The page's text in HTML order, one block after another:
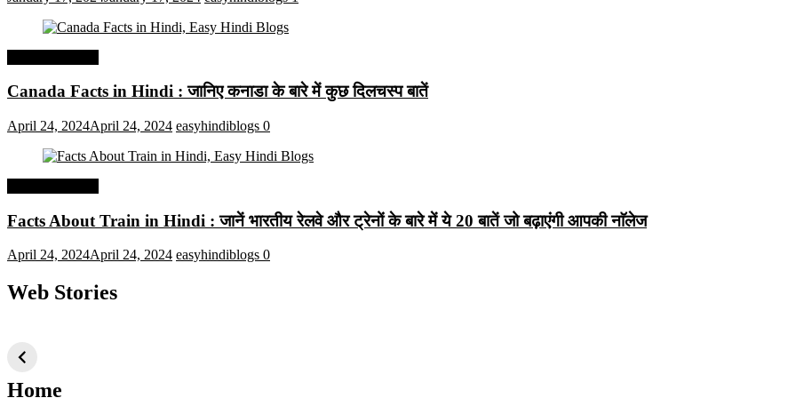
Canada Facts in Hindi : जानिए कनाडा के बारे में कुछ दिलचस्प बातें
April 24, 2024April 24, 2024 easyhindiblogs 0
Facts About Train in Hindi : जानें भारतीय रेलवे और ट्रेनों के बारे में ये 20 बातें जो बढ़ाएंगी आपकी नाॅलेज
April 24, 2024April 24, 2024 easyhindiblogs 0
Web Stories
तकनीक जो आपको
2024 के लिए सीखनी
Home